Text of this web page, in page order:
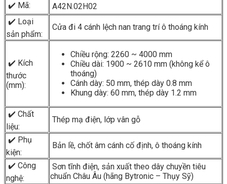
✔️ Mã:
A42N.02H02
✔️ Loại
sản phẩm:
Cửa đi 4 cánh lệch nan trang trí ô thoáng kính
✔️ Kích
thước
(mm):
Chiều rộng: 2260 ~ 4000 mm
Chiều dài: 1900 ~ 2610 mm (không kể ô
thoáng)
Cánh dày: 50 mm, thép dày 0.8 mm
Khung dày: 60 mm, thép dày 1.2 mm
✔️ Chất
liệu:
Thép mạ điện, lớp vân gỗ
✔️ Phụ
kiện:
Bản lề, chốt âm cánh cố định, ô thoáng kính
✔️ Công
nghệ:
Sơn tĩnh điện, sản xuất theo dây chuyền tiêu
chuẩn Châu Âu (hãng Bytronic – Thụy Sỹ)